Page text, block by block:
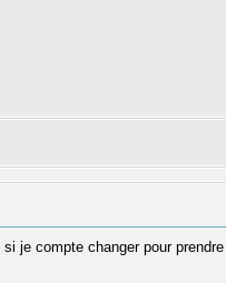
je compte changer pour